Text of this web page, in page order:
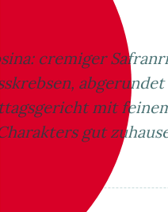
cremiger
mit
gut